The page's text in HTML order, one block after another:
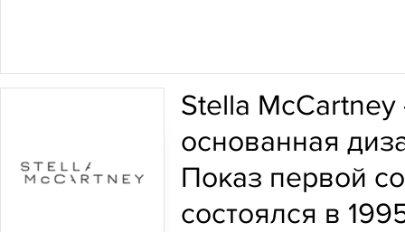
Stella
основанная
Показ первой
состоялся в